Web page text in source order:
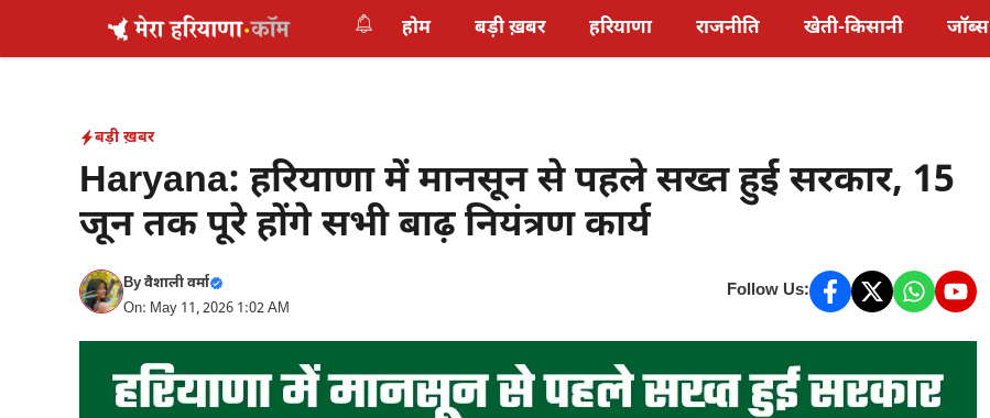
होम बड़ी ख़बर हरियाणा राजनीति खेती-किसानी जॉब्स
बड़ी ख़बर
Haryana: हरियाणा में मानसून से पहले सख्त हुई सरकार, 15
जून तक पूरे होंगे सभी बाढ़ नियंत्रण कार्य
Byवैशाली वर्मा
On: May 11, 2026 1:02 AM
Follow Us: